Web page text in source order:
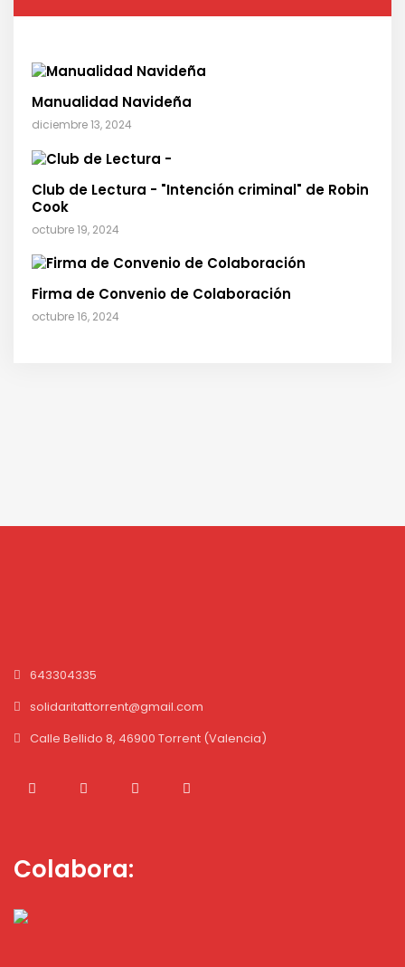
Manualidad Navideña
diciembre 13, 2024
Club de Lectura - "Intención criminal" de Robin
Cook
octubre 19, 2024
Firma de Convenio de Colaboración
octubre 16, 2024
643304335
solidaritattorrent@gmail.com
Calle Bellido 8, 46900 Torrent (Valencia)
Colabora: